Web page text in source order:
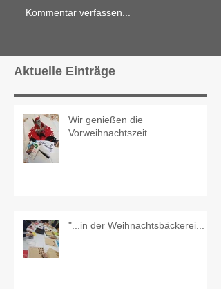
Kommentar verfassen...
Aktuelle Einträge
Wir genießen die
Vorweihnachtszeit
"...in der Weihnachtsbäckerei...